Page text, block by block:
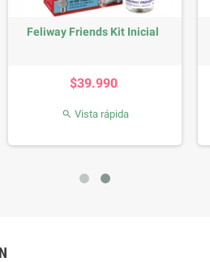
Feliway Friends Kit Inicial
$39.990
 Vista rápida